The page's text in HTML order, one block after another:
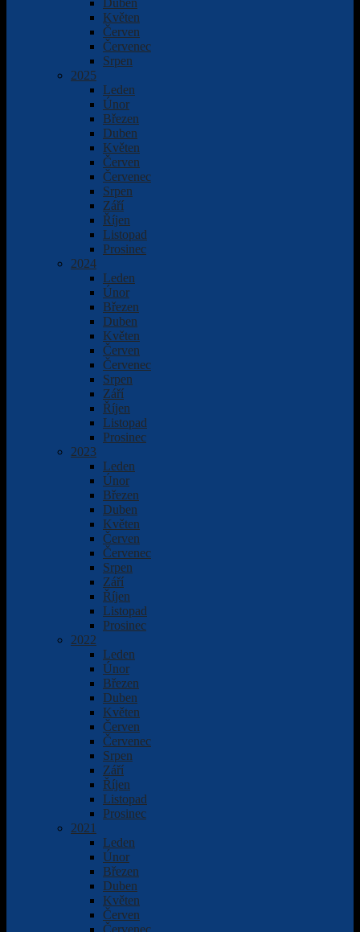
Duben
Květen
Červen
Červenec
Srpen
2025
Leden
Únor
Březen
Duben
Květen
Červen
Červenec
Srpen
Září
Říjen
Listopad
Prosinec
2024
Leden
Únor
Březen
Duben
Květen
Červen
Červenec
Srpen
Září
Říjen
Listopad
Prosinec
2023
Leden
Únor
Březen
Duben
Květen
Červen
Červenec
Srpen
Září
Říjen
Listopad
Prosinec
2022
Leden
Únor
Březen
Duben
Květen
Červen
Červenec
Srpen
Září
Říjen
Listopad
Prosinec
2021
Leden
Únor
Březen
Duben
Květen
Červen
Červenec